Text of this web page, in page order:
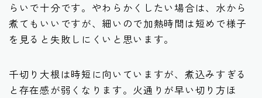
らいで十分です。やわらかくしたい場合は、水から
煮てもいいですが、細いので加熱時間は短めで様子
を見ると失敗しにくいと思います。
千切り大根は時短に向いていますが、煮込みすぎる
と存在感が弱くなります。火通りが早い切り方ほ